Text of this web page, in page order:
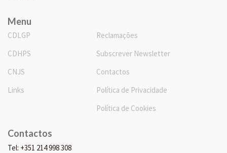
Menu
CDLGP
CDHPS
CNJS
Links
Reclamações
Subscrever Newsletter
Contactos
Política de Privacidade
Política de Cookies
Contactos
Tel: +351 214 998 308